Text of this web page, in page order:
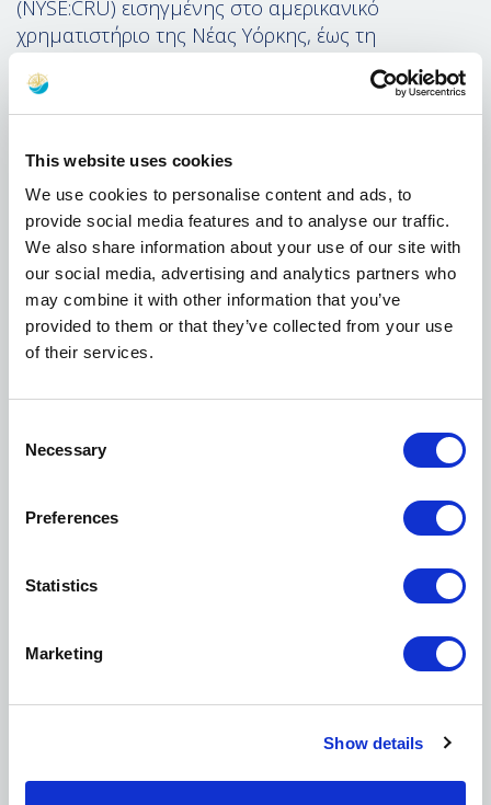
This website uses cookies
We use cookies to personalise content and ads, to
provide social media features and to analyse our traffic.
We also share information about your use of our site with
our social media, advertising and analytics partners who
may combine it with other information that you’ve
provided to them or that they’ve collected from your use
of their services.
Selection
Necessary
Preferences
Statistics
Marketing
Show details
(NYSE:CRU) εισηγμένης στο αμερικανικό
χρηματιστήριο της Νέας Υόρκης, έως τη
Η συνεισφορά του Βαγγέλη Μαρινάκη στη
Πέρα από την ετήσια κατάταξή του μεταξύ των
κορυφαίων προσωπικοτήτων της διεθνούς
ναυτιλίας στις λίστες των εγκυρότερων κλαδικών
εντύπων, όπως η βρετανική Lloyd’s List και η
νορβηγική TradeWinds, ο ίδιος έχει λάβει μια
σειρά βραβείων για τη ναυτιλιακή του
δραστηριότητά. Μεταξύ των διακρίσεων που έχει
λάβει είναι οι εξής:
2024 | Honorary "Doctorate of Business
Academy
2023 | "20 Years Achievement Award",
Lloyd’s List Greek Shipping Awards
2023 | "Deal of the Decade Award", Lloyd’s
List Greek Shipping Awards
2022 | "Industry Leader Award", Tanker
2018 | "Certificate of Recognition for